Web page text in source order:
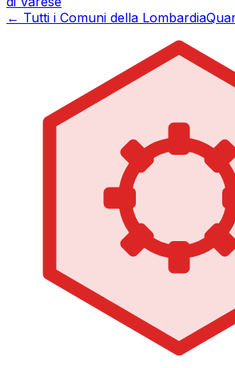
← Tutti i Comuni della Lombardia